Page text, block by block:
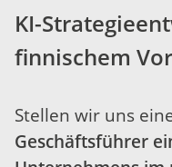
KI-
finnischem
Stellen wir uns
Geschäftsführer